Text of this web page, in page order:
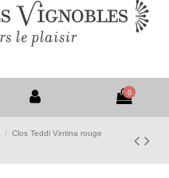
0
Clos Teddi Vintina rouge